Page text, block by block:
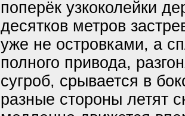
поперёк узкоколейки
десятков метров
уже не островками, а
полного привода,
сугроб, срывается в
разные стороны летят